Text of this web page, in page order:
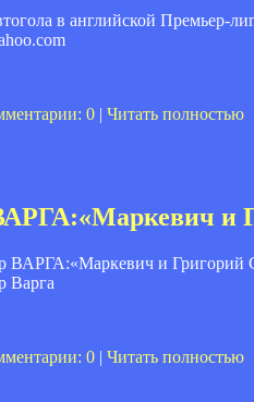
0 | Читать полностью
и
Варга
0 | Читать полностью